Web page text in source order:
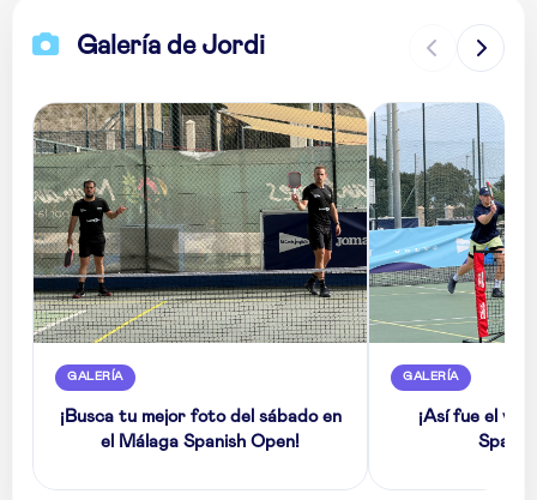
Galería de Jordi
GALERÍA
¡Busca tu mejor foto del sábado en
el Málaga Spanish Open!
GALERÍA
¡Así fue el